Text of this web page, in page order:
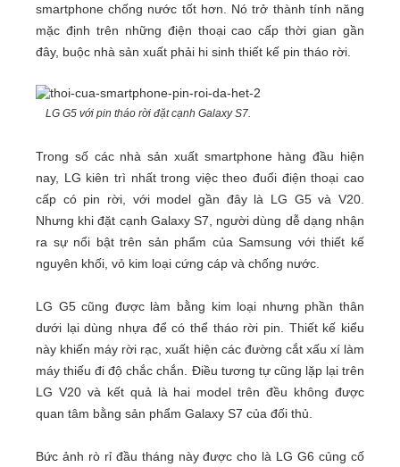
smartphone chống nước tốt hơn. Nó trở thành tính năng
mặc định trên những điện thoại cao cấp thời gian gần
đây, buộc nhà sản xuất phải hi sinh thiết kế pin tháo rời.
LG G5 với pin tháo rời đặt cạnh Galaxy S7.
Trong số các nhà sản xuất smartphone hàng đầu hiện
nay, LG kiên trì nhất trong việc theo đuổi điện thoại cao
cấp có pin rời, với model gần đây là LG G5 và V20.
Nhưng khi đặt cạnh Galaxy S7, người dùng dễ dạng nhận
ra sự nổi bật trên sản phẩm của Samsung với thiết kế
nguyên khối, vỏ kim loại cứng cáp và chống nước.
LG G5 cũng được làm bằng kim loại nhưng phần thân
dưới lại dùng nhựa để có thể tháo rời pin. Thiết kế kiểu
này khiến máy rời rạc, xuất hiện các đường cắt xấu xí làm
máy thiếu đi độ chắc chắn. Điều tương tự cũng lặp lại trên
LG V20 và kết quả là hai model trên đều không được
quan tâm bằng sản phẩm Galaxy S7 của đối thủ.
Bức ảnh rò rỉ đầu tháng này được cho là LG G6 củng cố